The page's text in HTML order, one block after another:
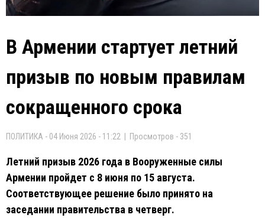
В Армении стартует летний
призыв по новым правилам
сокращенного срока
ПОЛИТИКА - 04 Июня 2026 - 11:22 | Просмотров - 351
Летний призыв 2026 года в Вооруженные силы
Армении пройдет с 8 июня по 15 августа.
Соответствующее решение было принято на
заседании правительства в четверг.